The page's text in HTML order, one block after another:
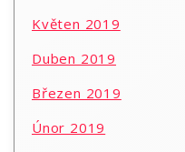
Květen 2019
Duben 2019
Březen 2019
Únor 2019